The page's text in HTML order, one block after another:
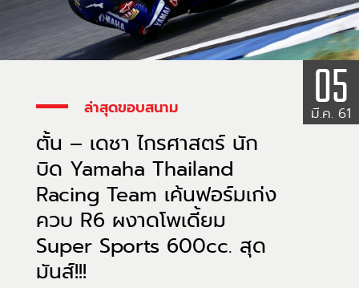
ล่าสุดขอบสนาม
ตั้น – เดชา ไกรศาสตร์ นัก
บิด Yamaha Thailand
Racing Team เค้นฟอร์มเก่ง
ควบ R6 ผงาดโพเดี้ยม
Super Sports 600cc. สุด
มันส์!!!
05
มี.ค. 61